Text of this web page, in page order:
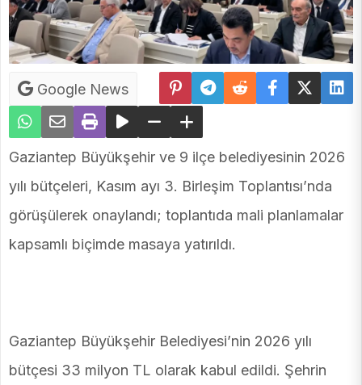
Google News
Gaziantep Büyükşehir ve 9 ilçe belediyesinin 2026
yılı bütçeleri, Kasım ayı 3. Birleşim Toplantısı’nda
görüşülerek onaylandı; toplantıda mali planlamalar
kapsamlı biçimde masaya yatırıldı.
Gaziantep Büyükşehir Belediyesi’nin 2026 yılı
bütçesi 33 milyon TL olarak kabul edildi. Şehrin